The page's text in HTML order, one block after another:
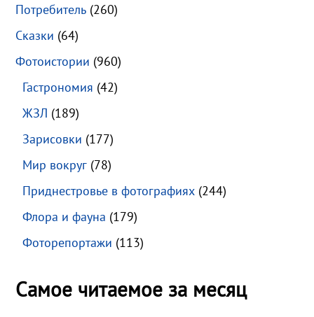
Потребитель (260)
Сказки (64)
Фотоистории (960)
Гастрономия (42)
ЖЗЛ (189)
Зарисовки (177)
Мир вокруг (78)
Приднестровье в фотографиях (244)
Флора и фауна (179)
Фоторепортажи (113)
Самое читаемое за месяц